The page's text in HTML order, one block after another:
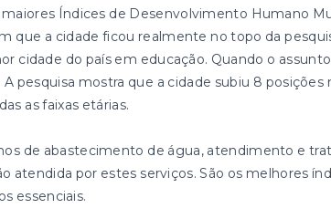
Índices de Desenvolvimento Humano
que a cidade ficou realmente no topo da
cidade do país em educação. Quando o
pesquisa mostra que a cidade subiu 8 posições
as faixas etárias.
de abastecimento de água, atendimento e
atendida por estes serviços. São os melhores
essenciais.